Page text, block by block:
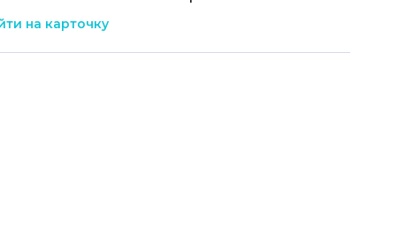
на карточку